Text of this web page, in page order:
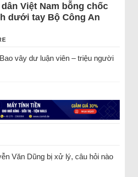
Việt Nam bỗng chốc
dưới tay Bộ Công An
Bao vây dư luận viên – triệu người
Văn Dũng bị xử lý, câu hỏi nào